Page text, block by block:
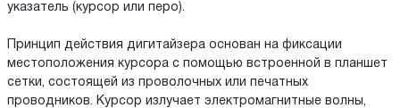
указатель (курсор или перо).
Принцип действия дигитайзера основан на фиксации
местоположения курсора с помощью встроенной в планшет
сетки, состоящей из проволочных или печатных
проводников. Курсор излучает электромагнитные волны,